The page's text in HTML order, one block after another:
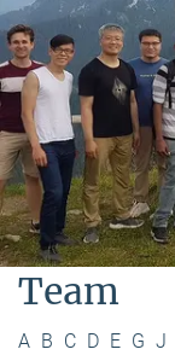
Team
A B C D E G J